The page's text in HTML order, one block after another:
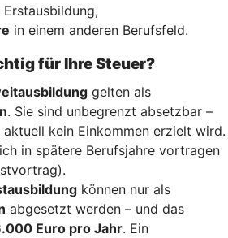
in einem anderen Berufsfeld.
für Ihre Steuer?
gelten als
. Sie sind unbegrenzt absetzbar –
aktuell kein Einkommen erzielt wird.
in spätere Berufsjahre vortragen
können nur als
abgesetzt werden – und das
Euro pro Jahr. Ein